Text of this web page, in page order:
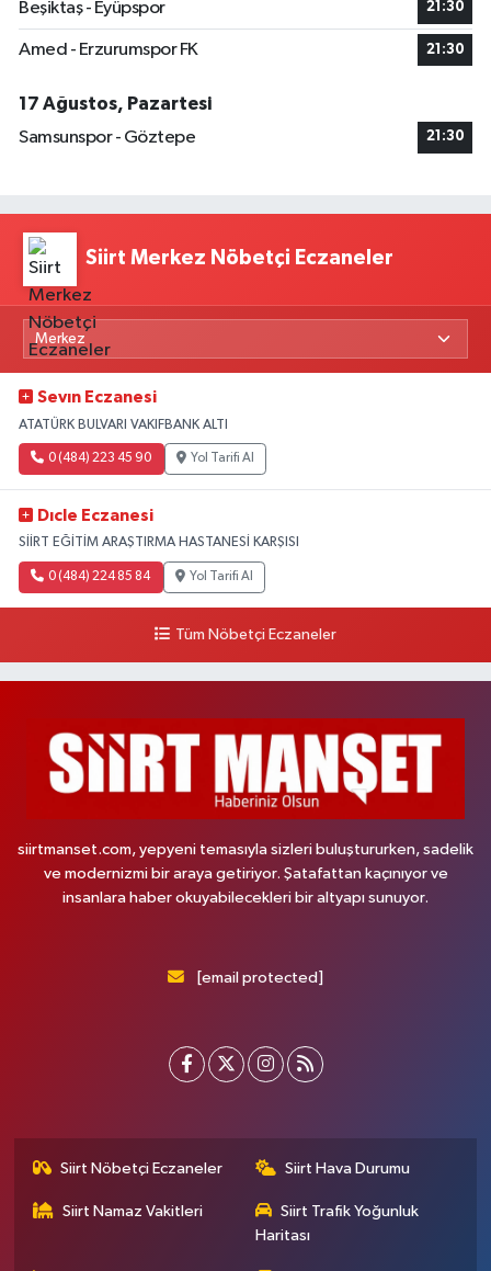
Beşiktaş - Eyüpspor 21:30
Amed - Erzurumspor FK 21:30
17 Ağustos, Pazartesi
Samsunspor - Göztepe
21:30
Siirt Merkez Nöbetçi Eczaneler
Sevın Eczanesi
ATATÜRK BULVARI VAKIFBANK ALTI
0 (484) 223 45 90 Yol Tarifi Al
Dıcle Eczanesi
SİİRT EĞİTİM ARAŞTIRMA HASTANESİ KARŞISI
0 (484) 224 85 84 Yol Tarifi Al
Tüm Nöbetçi Eczaneler
siirtmanset.com, yepyeni temasıyla sizleri buluştururken, sadelik
ve modernizmi bir araya getiriyor. Şatafattan kaçınıyor ve
insanlara haber okuyabilecekleri bir altyapı sunuyor.
[email protected]
Siirt Nöbetçi Eczaneler Siirt Hava Durumu
Siirt Namaz Vakitleri
Siirt Trafik Yoğunluk
Haritası